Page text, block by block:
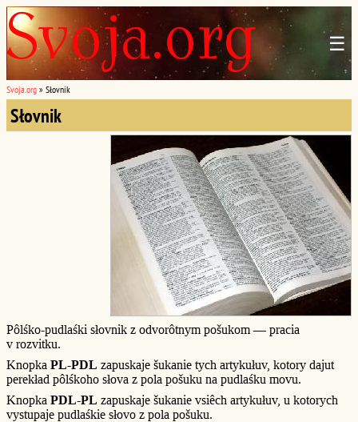
☰
Svoja.org » Słovnik
Słovnik
Pôlśko-pudlaśki słovnik z odvorôtnym pošukom — pracia
v rozvitku.
Knopka PL-PDL zapuskaje šukanie tych artykułuv, kotory dajut
perekład pôlśkoho słova z pola pošuku na pudlaśku movu.
Knopka PDL-PL zapuskaje šukanie vsiêch artykułuv, u kotorych
vystupaje pudlaśkie słovo z pola pošuku.